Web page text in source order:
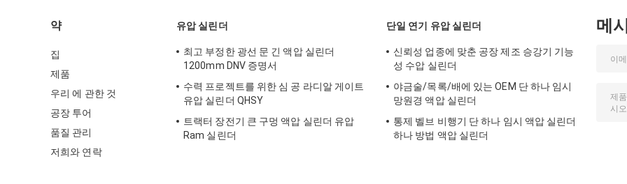
약
집
제품
우리 에 관한 것
공장 투어
품질 관리
저희와 연락
유압 실린더
최고 부정한 광선 문 긴 액압 실린더
1200mm DNV 증명서
수력 프로젝트를 위한 심 공 라디알 게이트
유압 실린더 QHSY
트랙터 장전기 큰 구멍 액압 실린더 유압
Ram 실린더
단일 연기 유압 실린더
신뢰성 업종에 맞춘 공장 제조 승강기 기능
성 수압 실린더
야금술/목록/배에 있는 OEM 단 하나 임시
망원경 액압 실린더
통제 벨브 비행기 단 하나 임시 액압 실린더
하나 방법 액압 실린더
메